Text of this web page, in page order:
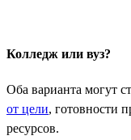
Колледж или вуз?
Оба варианта могут
от цели, готовности
ресурсов.